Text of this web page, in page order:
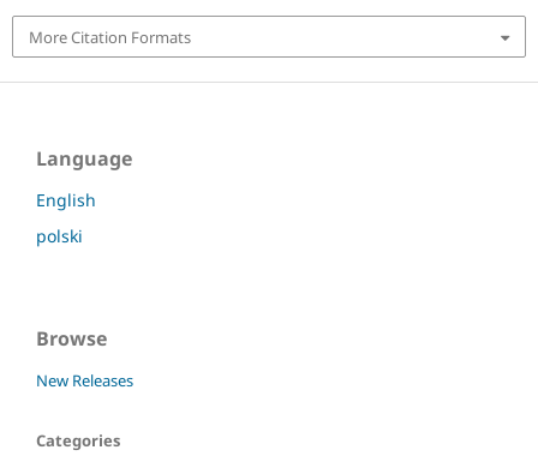
More Citation Formats
Language
English
polski
Browse
New Releases
Categories